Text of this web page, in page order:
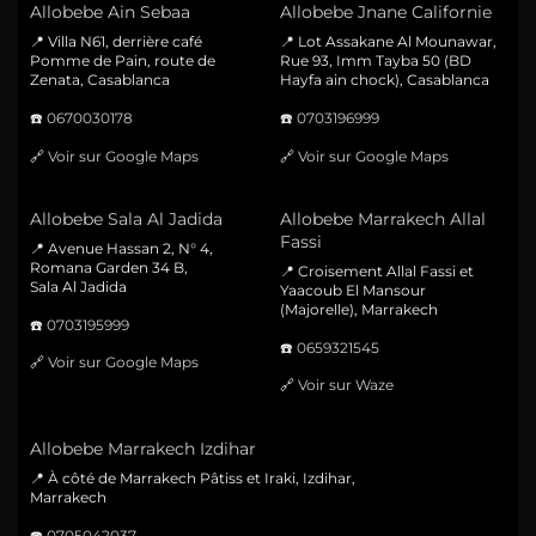
Allobebe Ain Sebaa
📍 Villa N61, derrière café
Pomme de Pain, route de
Zenata, Casablanca
☎️ 0670030178
🔗 Voir sur Google Maps
Allobebe Jnane Californie
📍 Lot Assakane Al Mounawar,
Rue 93, Imm Tayba 50 (BD
Hayfa ain chock), Casablanca
☎️ 0703196999
🔗 Voir sur Google Maps
Allobebe Sala Al Jadida
📍 Avenue Hassan 2, N° 4,
Romana Garden 34 B,
Sala Al Jadida
☎️ 0703195999
🔗 Voir sur Google Maps
Allobebe Marrakech Allal
Fassi
📍 Croisement Allal Fassi et
Yaacoub El Mansour
(Majorelle), Marrakech
☎️ 0659321545
🔗 Voir sur Waze
Allobebe Marrakech Izdihar
📍 À côté de Marrakech Pâtiss et Iraki, Izdihar,
Marrakech